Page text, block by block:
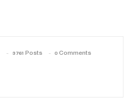
3761 Posts 0 Comments